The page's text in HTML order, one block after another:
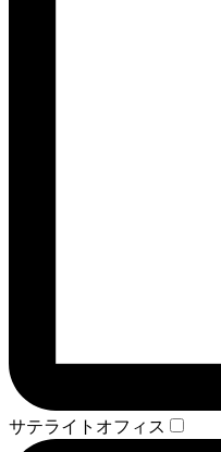
サテライトオフィス